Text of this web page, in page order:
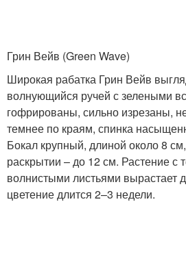
Грин Вейв (Green Wave)
Широкая рабатка Грин Вейв
волнующийся ручей с зелеными
гофрированы, сильно изрезаны,
темнее по краям, спинка
Бокал крупный, длиной около 8
раскрытии – до 12 см. Растение с
волнистыми листьями вырастает
цветение длится 2–3 недели.